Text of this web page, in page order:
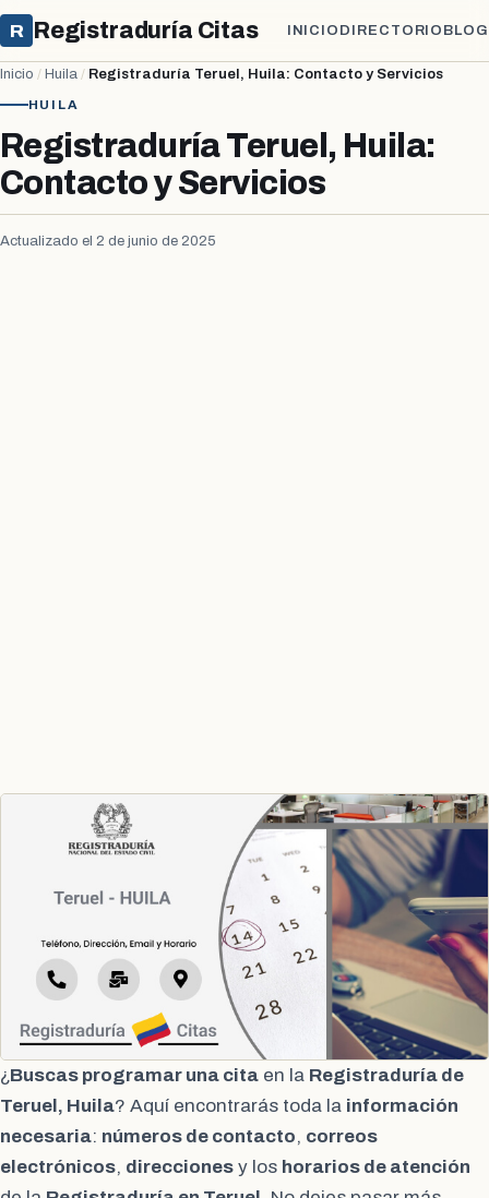
R Registraduría Citas INICIO DIRECTORIO BLOG
Inicio / Huila / Registraduría Teruel, Huila: Contacto y Servicios
HUILA
Registraduría Teruel, Huila:
Contacto y Servicios
Actualizado el 2 de junio de 2025
¿Buscas programar una cita en la Registraduría de
Teruel, Huila? Aquí encontrarás toda la información
necesaria: números de contacto, correos
electrónicos, direcciones y los horarios de atención